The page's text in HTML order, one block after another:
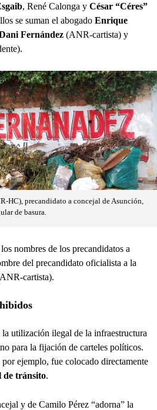
, René Calonga y César “Céres”
se suman el abogado Enrique
Fernández (ANR-cartista) y
HC), precandidato a concejal de Asunción,
de basura.
nombres de los precandidatos a
del precandidato oficialista a la
cartista).
la utilización ilegal de la infraestructura
para la fijación de carteles políticos.
por ejemplo, fue colocado directamente
de tránsito.
y de Camilo Pérez “adorna” la